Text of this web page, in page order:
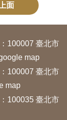
面
100007 臺北市
map
100007 臺北市
map
100035 臺北市